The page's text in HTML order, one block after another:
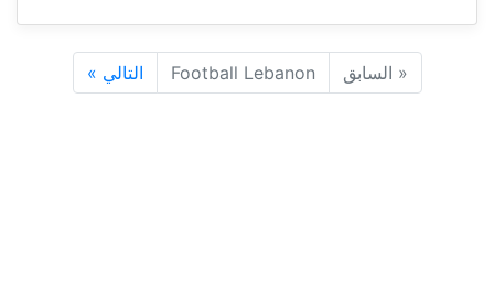
« السابق Football Lebanon التالي »